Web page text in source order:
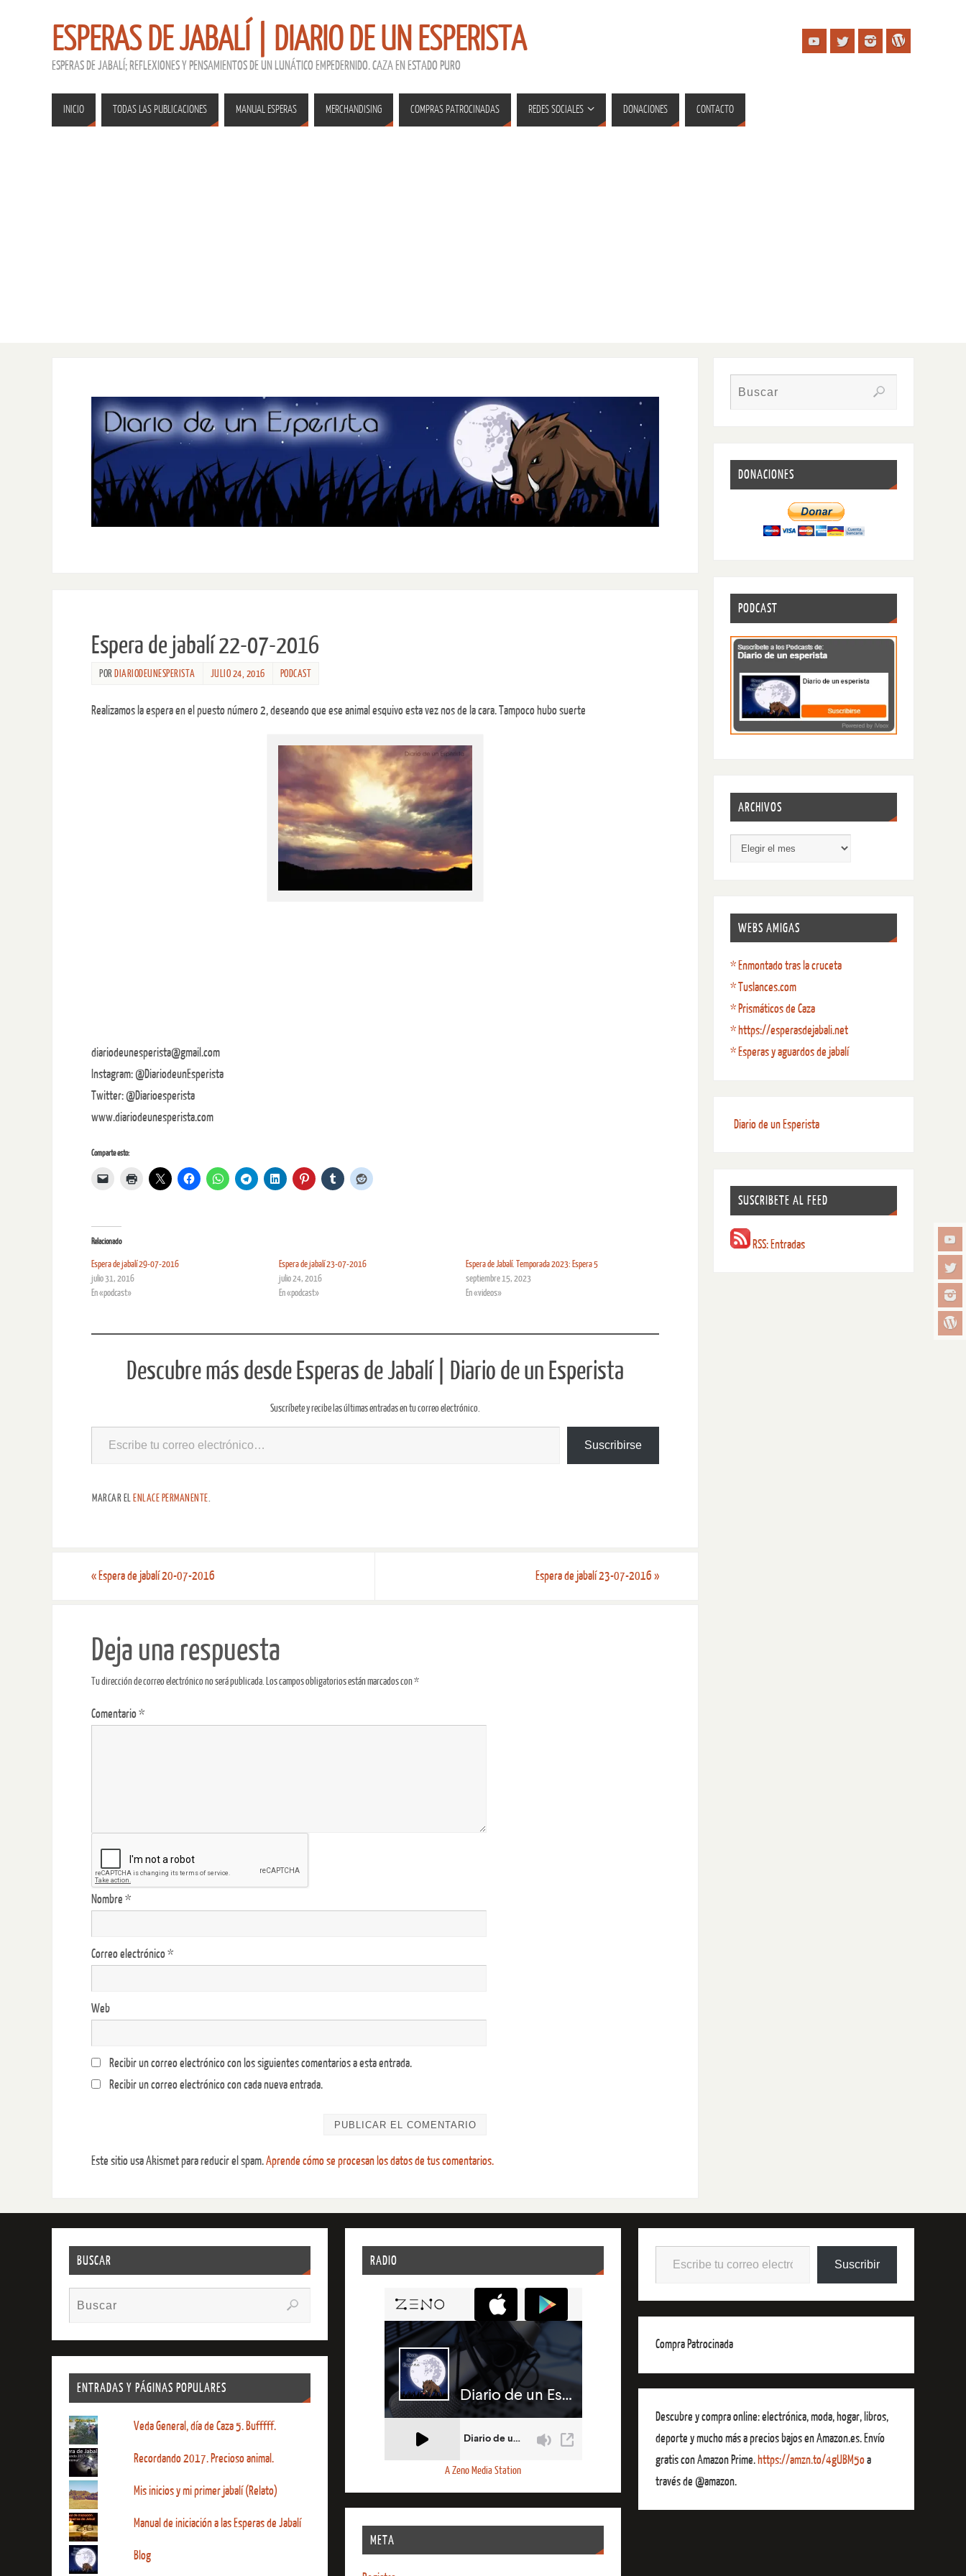
ESPERAS DE JABALÍ | DIARIO DE UN ESPERISTA
ESPERAS DE JABALÍ; REFLEXIONES Y PENSAMIENTOS DE UN LUNÁTICO EMPEDERNIDO. CAZA EN ESTADO PURO
INICIO TODAS LAS PUBLICACIONES MANUAL ESPERAS MERCHANDISING COMPRAS PATROCINADAS REDES SOCIALES DONACIONES CONTACTO
Espera de jabalí 22-07-2016
POR DIARIODEUNESPERISTA JULIO 24, 2016 PODCAST
Realizamos la espera en el puesto número 2, deseando que ese animal esquivo esta vez nos de la cara. Tampoco hubo suerte
diariodeunesperista@gmail.com
Instagram: @DiariodeunEsperista
Twitter: @Diarioesperista
www.diariodeunesperista.com
Comparte esto:
Relacionado
Espera de jabalí 29-07-2016
julio 31, 2016
En «podcast»
Espera de jabalí 23-07-2016
julio 24, 2016
En «podcast»
Espera de Jabalí. Temporada 2023: Espera 5
septiembre 15, 2023
En «videos»
Descubre más desde Esperas de Jabalí | Diario de un Esperista
Suscríbete y recibe las últimas entradas en tu correo electrónico.
Suscribirse
MARCAR EL ENLACE PERMANENTE.
« Espera de jabalí 20-07-2016 Espera de jabalí 23-07-2016 »
Deja una respuesta
Tu dirección de correo electrónico no será publicada. Los campos obligatorios están marcados con*
Comentario*
Nombre *
Correo electrónico*
Web
Recibir un correo electrónico con los siguientes comentarios a esta entrada.
Recibir un correo electrónico con cada nueva entrada.
Este sitio usa Akismet para reducir el spam.Aprende cómo se procesan los datos de tus comentarios.
DONACIONES
PODCAST
ARCHIVOS
WEBS AMIGAS
* Enmontado tras la cruceta
* Tuslances.com
* Prismáticos de Caza
* https://esperasdejabali.net
* Esperas y aguardos de jabalí
Diario de un Esperista
SUSCRIBETE AL FEED
RSS: Entradas
BUSCAR
ENTRADAS Y PÁGINAS POPULARES
Veda General, día de Caza 5. Bufffff.
Recordando 2017. Precioso animal.
Mis inicios y mi primer jabalí (Relato)
Manual de iniciación a las Esperas de Jabalí
Blog
RADIO
A Zeno Media Station
META
Suscribir
Compra Patrocinada
Descubre y compra online: electrónica, moda, hogar, libros,
deporte y mucho más a precios bajos en Amazon.es. Envío
gratis con Amazon Prime.https://amzn.to/4gUBM5oa
través de @amazon.